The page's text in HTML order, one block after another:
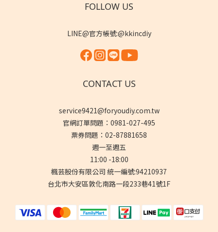
FOLLOW US
LINE@官方帳號:@kkincdiy
CONTACT US
service9421@foryoudiy.com.tw
官網訂單問題：0981-027-495
票券問題：02-87881658
週一至週五
11:00 -18:00
楓芸股份有限公司 統一編號:94210937
台北市大安區敦化南路一段233巷41號1F